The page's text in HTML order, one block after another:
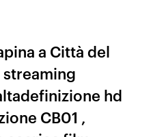
a Città del
streaming
hd
CB01 ,